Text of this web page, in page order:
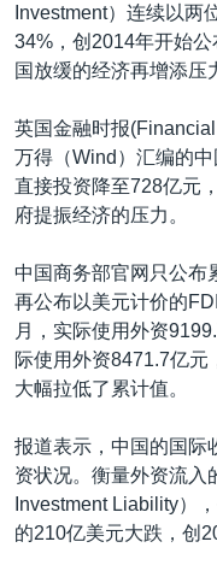
台海两岸关系
南中国海争端
关注新疆
GEN Z 看美国
其他语言网站
Investment）连续以两
34%，创2014年开始
国放缓的经济再增添压
英国金融时报
万得（Wind）汇编的
直接投资降至728亿元
府提振经济的压力。
中国商务部官网只公布
再公布以美元计价的
月，实际使用外资
际使用外资8471.7亿元
大幅拉低了累计值。
报道表示，中国的国际
资状况。衡量外资流入
Investment Liability）
的210亿美元大跌，创